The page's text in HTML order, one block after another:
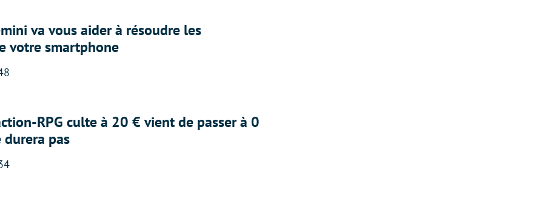
va vous aider à résoudre les
votre smartphone
RPG culte à 20 € vient de passer à 0
durera pas